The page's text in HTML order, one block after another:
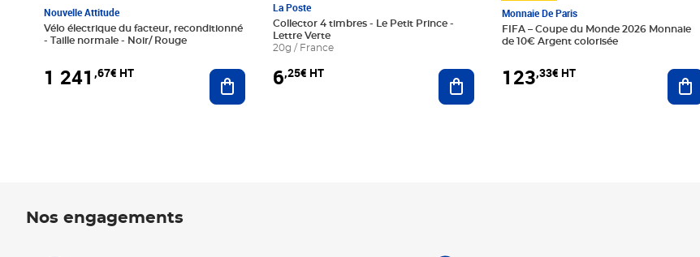
Nouvelle Attitude
Vélo électrique du facteur, reconditionné
- Taille normale - Noir/ Rouge
1 241 ,67€ HT Ajouter au panier
La Poste
Collector 4 timbres - Le Petit Prince -
Lettre Verte
20g / France
6,25€ HT Ajouter au panier
Monnaie De Paris
FIFA – Coupe du Monde 2026 Monnaie
de 10€ Argent colorisée
123,33€ HT
Nos engagements